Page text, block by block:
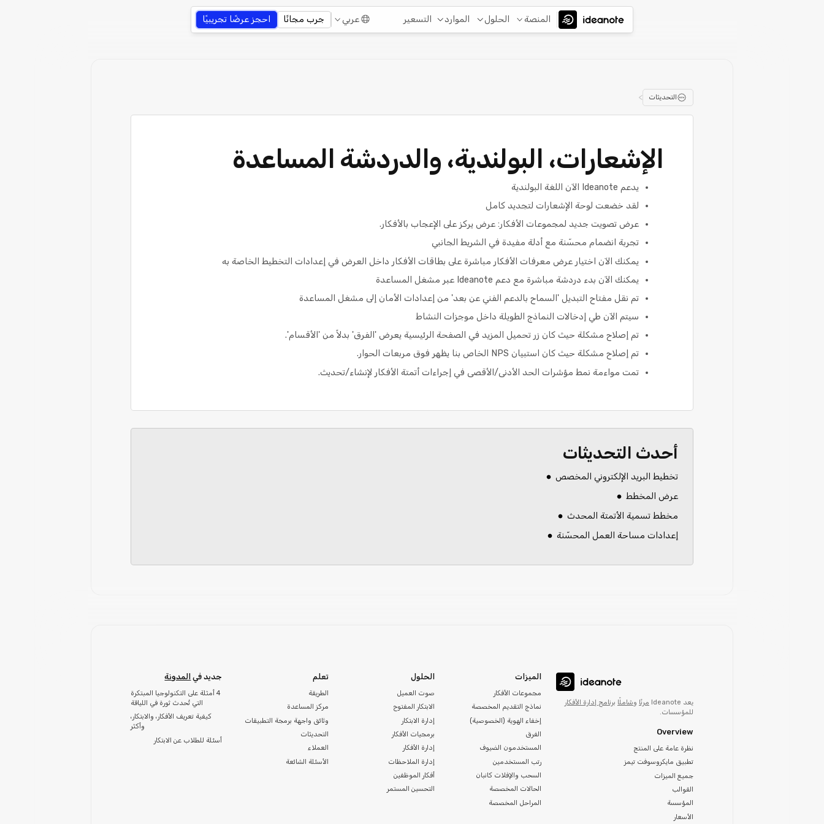
المنصة الحلول الموارد التسعير عربي جرب مجانًا احجز عرضًا تجريبيًا
التحديثات >
الإشعارات، البولندية، والدردشة المساعدة
يدعم Ideanote الآن اللغة البولندية
لقد خضعت لوحة الإشعارات لتجديد كامل
عرض تصويت جديد لمجموعات الأفكار: عرض يركز على الإعجاب بالأفكار.
تجربة انضمام محسّنة مع أدلة مفيدة في الشريط الجانبي
يمكنك الآن اختيار عرض معرفات الأفكار مباشرة على بطاقات الأفكار داخل العرض في إعدادات التخطيط الخاصة به
يمكنك الآن بدء دردشة مباشرة مع دعم Ideanote عبر مشغل المساعدة
تم نقل مفتاح التبديل 'السماح بالدعم الفني عن بعد' من إعدادات الأمان إلى مشغل المساعدة
سيتم الآن طي إدخالات النماذج الطويلة داخل موجزات النشاط
تم إصلاح مشكلة حيث كان زر تحميل المزيد في الصفحة الرئيسية يعرض 'الفرق' بدلاً من 'الأقسام'.
تم إصلاح مشكلة حيث كان استبيان NPS الخاص بنا يظهر فوق مربعات الحوار.
تمت مواءمة نمط مؤشرات الحد الأدنى/الأقصى في إجراءات أتمتة الأفكار لإنشاء/تحديث.
أحدث التحديثات
تخطيط البريد الإلكتروني المخصص
عرض المخطط
مخطط تسمية الأتمتة المحدث
إعدادات مساحة العمل المحسّنة
يعد Ideanote مرنًا وشاملًا برنامج إدارة الأفكار
للمؤسسات.
Overview
نظرة عامة على المنتج
تطبيق مايكروسوفت تيمز
جميع الميزات
القوالب
المؤسسة
الأسعار
الميزات
مجموعات الأفكار
نماذج التقديم المخصصة
إخفاء الهوية (الخصوصية)
الفرق
المستخدمون الضيوف
رتب المستخدمين
السحب والإفلات كانبان
الحالات المخصصة
المراحل المخصصة
الحلول
صوت العميل
الابتكار المفتوح
إدارة الابتكار
برمجيات الأفكار
إدارة الأفكار
إدارة الملاحظات
أفكار الموظفين
التحسين المستمر
تعلم
الطريقة
مركز المساعدة
وثائق واجهة برمجة التطبيقات
التحديثات
العملاء
الأسئلة الشائعة
جديد في المدونة
4 أمثلة على التكنولوجيا المبتكرة
التي تُحدث ثورة في اللياقة
كيفية تعريف الأفكار، والابتكار،
وأكثر
أسئلة للطلاب عن الابتكار